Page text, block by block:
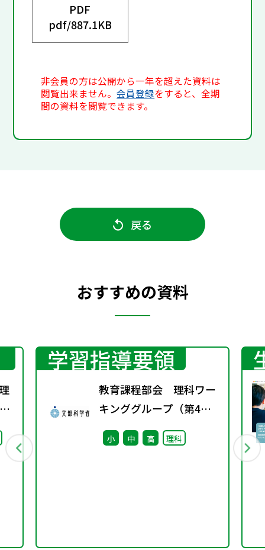
PDF
pdf/887.1KB
非会員の方は公開から一年を超えた資料は
閲覧出来ません。会員登録をすると、全期
間の資料を閲覧できます。
戻る
おすすめの資料
学習指導要領
教育課程部会 理科ワー
キンググループ（第4
回） 配付資料
小 中 高 理科